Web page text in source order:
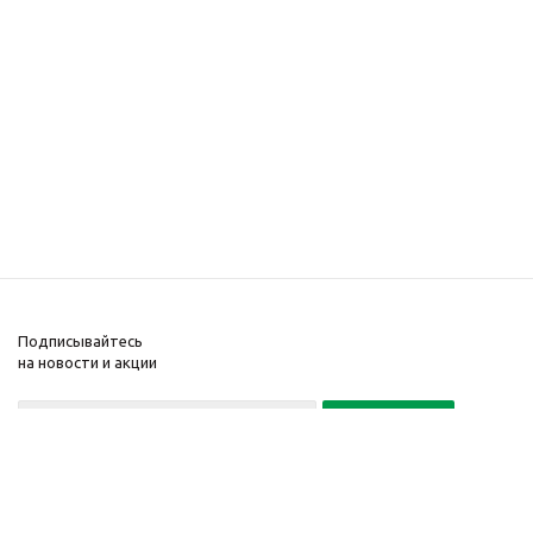
Подписывайтесь
на новости и акции